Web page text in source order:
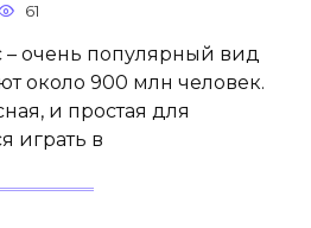
61
– очень популярный вид
около 900 млн человек.
и простая для
играть в